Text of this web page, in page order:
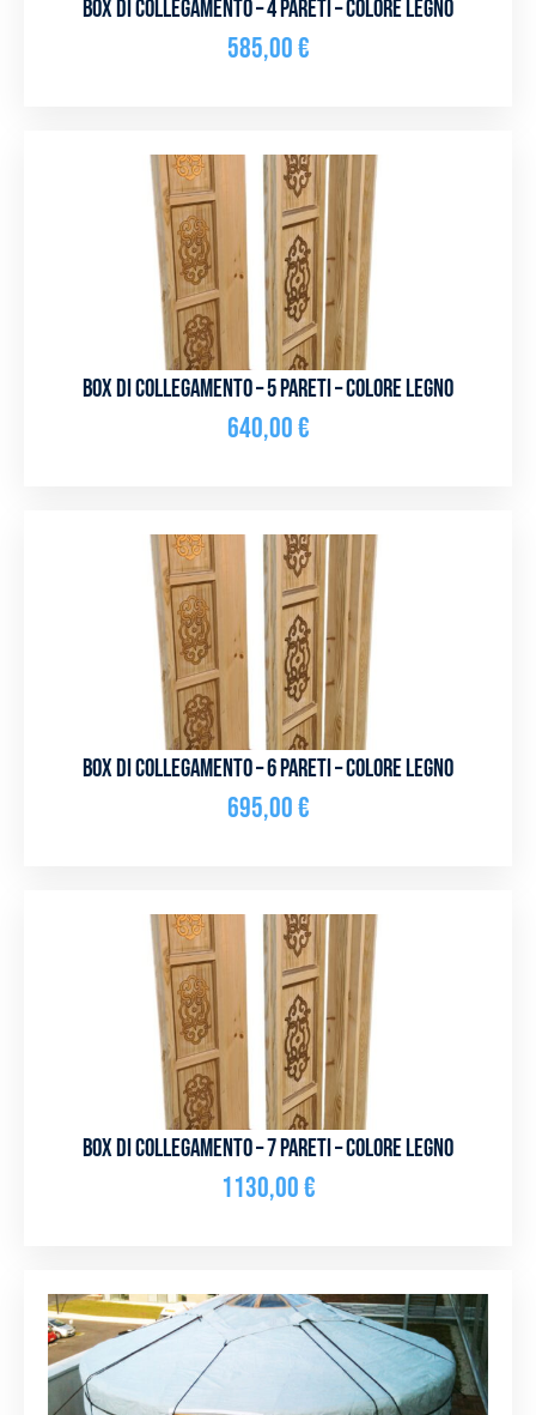
Box di collegamento – 4 pareti – Colore legno
585,00€
Box di collegamento – 5 pareti – Colore legno
640,00€
Box di collegamento – 6 pareti – Colore legno
695,00€
Box di collegamento – 7 pareti – Colore legno
1130,00€